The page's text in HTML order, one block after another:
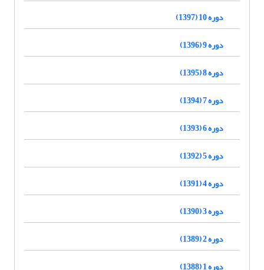
دوره 10 (1397)
دوره 9 (1396)
دوره 8 (1395)
دوره 7 (1394)
دوره 6 (1393)
دوره 5 (1392)
دوره 4 (1391)
دوره 3 (1390)
دوره 2 (1389)
دوره 1 (1388)